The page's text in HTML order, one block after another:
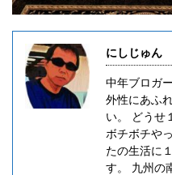
にしじゅん
中年ブロガ
外性にあふ
い。 どうせ
ボチボチや
たの生活に
す。 九州の